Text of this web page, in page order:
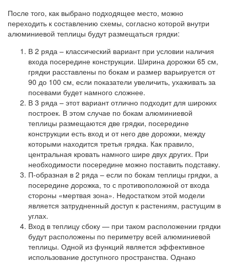
После того, как выбрано подходящее место, можно
переходить к составлению схемы, согласно которой внутри
алюминиевой теплицы будут размещаться грядки:
В 2 ряда – классический вариант при условии наличия
входа посередине конструкции. Ширина дорожки 65 см,
грядки расставлены по бокам и размер варьируется от
90 до 100 см, если показатели увеличить, ухаживать за
посевами будет намного сложнее.
В 3 ряда – этот вариант отлично подходит для широких
построек. В этом случае по бокам алюминиевой
теплицы размещаются две грядки, посередине
конструкции есть вход и от него две дорожки, между
которыми находится третья грядка. Как правило,
центральная кровать намного шире двух других. При
необходимости посередине можно поставить подставку.
П-образная в 2 ряда – если по бокам теплицы грядки, а
посередине дорожка, то с противоположной от входа
стороны «мертвая зона». Недостатком этой модели
является затрудненный доступ к растениям, растущим в
углах.
Вход в теплицу сбоку — при таком расположении грядки
будут расположены по периметру всей алюминиевой
теплицы. Одной из функций является эффективное
использование доступного пространства. Однако